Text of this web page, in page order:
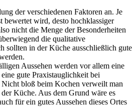
der verschiedenen Faktoren an. Je
bewertet wird, desto hochklassiger
nicht die Menge der Besonderheiten
die qualitative
sollten in der Küche ausschließlich gute
Aussehen werden vor allem eine
gute Praxistauglichkeit bei
Nicht bloß beim Kochen verweilt man
Küche. Aus dem Grund wäre es
für ein gutes Aussehen dieses Ortes